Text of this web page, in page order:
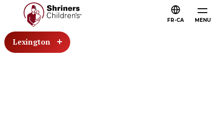
MENU
FR-CA
Lexington